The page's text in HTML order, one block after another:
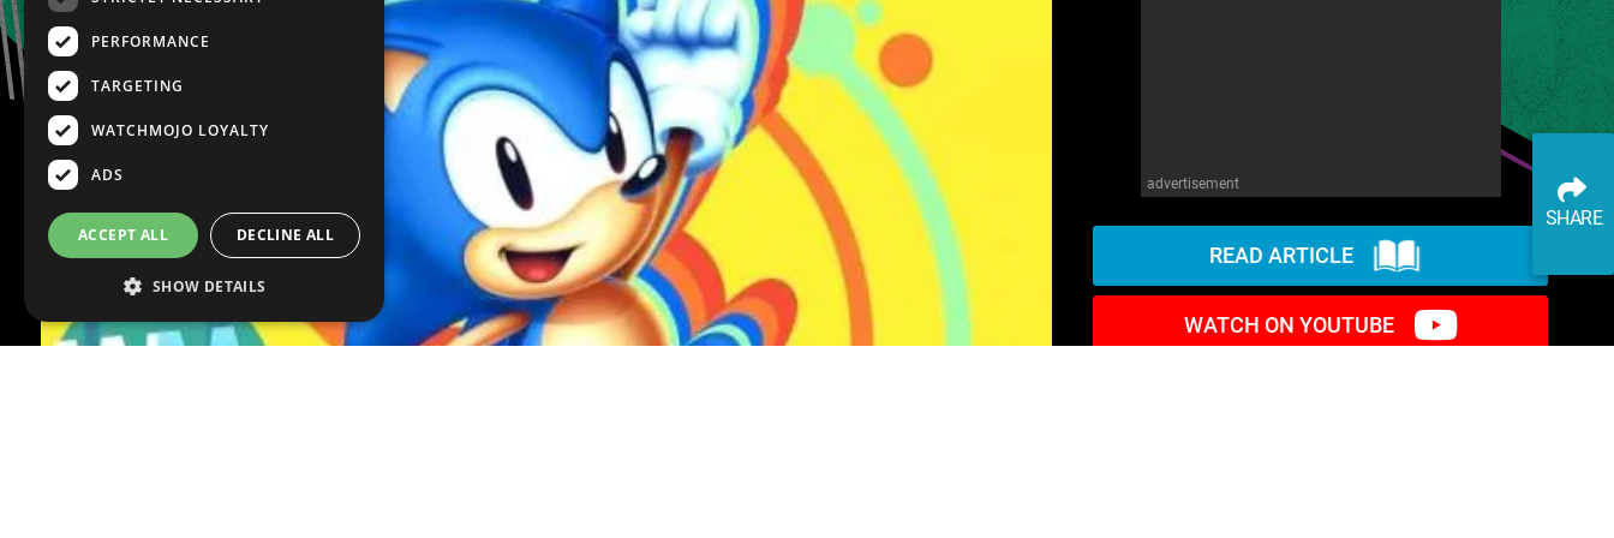
advertisement
READ ARTICLE
WATCH ON YOUTUBE
SHARE
PERFORMANCE
TARGETING
WATCHMOJO LOYALTY
ADS
ACCEPT ALL DECLINE ALL
SHOW DETAILS